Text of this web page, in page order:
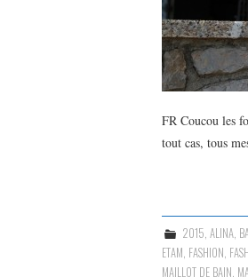
FR Coucou les
tout cas, tous
2015 ,ALINA
ETAM FASHION
MAILLOT DE BAIN